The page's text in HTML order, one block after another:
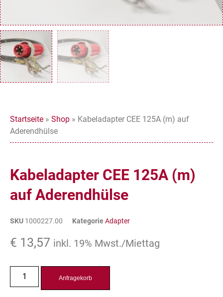
Startseite » Shop » Kabeladapter CEE 125A (m) auf
Aderendhülse
Kabeladapter CEE 125A (m)
auf Aderendhülse
SKU 1000227.00 KategorieAdapter
€ 13,57 inkl. 19% Mwst./Miettag
Anfragekorb